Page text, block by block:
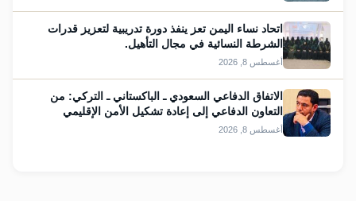
اتحاد نساء اليمن تعز ينفذ دورة تدريبية لتعزيز قدرات
الشرطة النسائية في مجال التأهيل.
أغسطس 8, 2026
الاتفاق الدفاعي السعودي ـ الباكستاني ـ التركي: من
التعاون الدفاعي إلى إعادة تشكيل الأمن الإقليمي
أغسطس 8, 2026